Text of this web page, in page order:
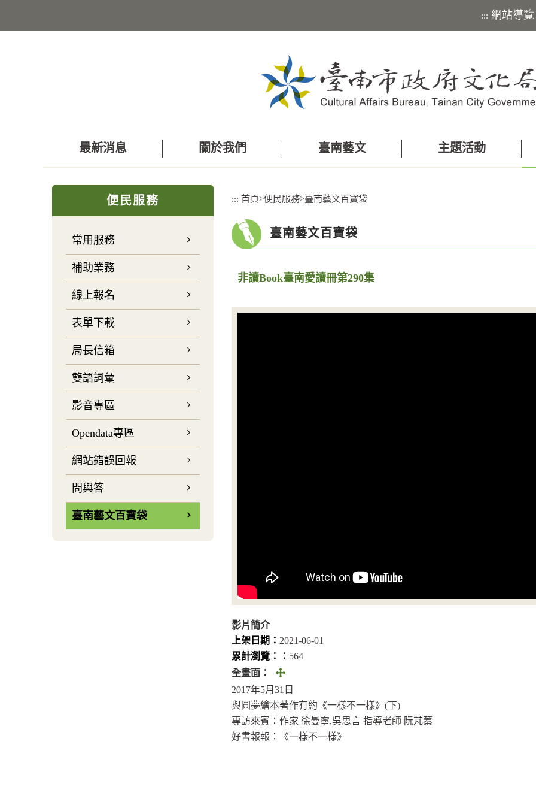
主
::: 網站導覽
最新消息 關於我們 臺南藝文 主題活動
:::
便民服務
常用服務
補助業務
線上報名
表單下載
局長信箱
雙語詞彙
影音專區
Opendata專區
網站錯誤回報
問與答
臺南藝文百寶袋
::: 首頁>便民服務>臺南藝文百寶袋
臺南藝文百寶袋
非讀Book臺南愛讀冊第290集
影片簡介
上架日期： 2021-06-01
累計瀏覽：︰ 564
全畫面：
全
畫
面
(另
開
2017年5月31日
與圓夢繪本著作有約《一樣不一樣》(下)
專訪來賓：作家 徐曼寧,吳思言 指導老師 阮芃蓁
好書報報：《一樣不一樣》